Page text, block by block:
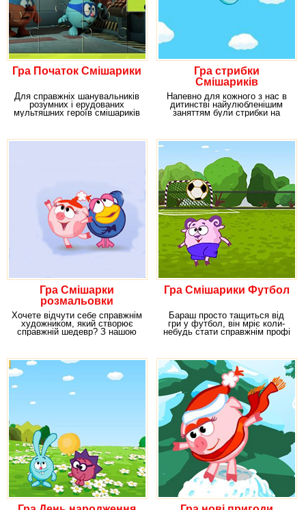
Гра Початок Смішарики
Для справжніх шанувальників
розумних і ерудованих
мультяшних героїв смішариків
Гра стрибки
Смішариків
Напевно для кожного з нас в
дитинстві найулюбленішим
заняттям були стрибки на
Гра Смішарки
розмальовки
Хочете відчути себе справжнім
художником, який створює
справжній шедевр? З нашою
Гра Смішарики Футбол
Бараш просто тащиться від
гри у футбол, він мріє коли-
небудь стати справжнім профі